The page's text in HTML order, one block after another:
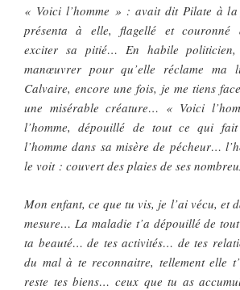
« Voici l’homme » : avait dit Pilate à la
présenta à elle, flagellé et couronné
exciter sa pitié… En habile
manœuvrer pour qu’elle réclame ma
Calvaire, encore une fois, je me tiens
une misérable créature… « Voici
l’homme, dépouillé de tout ce qui
l’homme dans sa misère de pécheur…
le voit : couvert des plaies de ses
Mon enfant, ce que tu vis, je l’ai vécu, et
mesure… La maladie t’a dépouillé de
ta beauté… de tes activités… de tes
du mal à te reconnaitre, tellement elle
reste tes biens… ceux que tu as